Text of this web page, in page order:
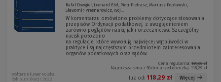
Rafał Dowgier, Leonard Etel, Piotr Pietrasz, Mariusz Popławski,
Sławomir Presnarowicz, Woj...
W komentarzu omówiono problemy dotyczące stosowania
przepisów Ordynacji podatkowej, z uwzględnieniem
zarówno poglądów nauki, jak i orzecznictwa. Szczególny
nacisk położono
na regulacje, które wywołują najwięcej wątpliwości w
praktyce i są najczęstszym przedmiotem zainteresowania
organów podatkowych oraz sądów.
Cena regularna: 169,00 zł
Najniższa cena z 30 dni przed obniżką: 118,29 zł
Już od: 118,29 zł Więcej
Wolters Kluwer Polska
Rok publikacji: 2022